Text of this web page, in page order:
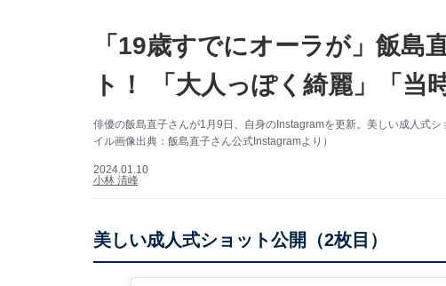
「19歳すでにオーラが」飯島
ト！ 「大人っぽく綺麗」「当
俳優の飯島直子さんが1月9日、自身のInstagramを更新。美しい成人式
イル画像出典：飯島直子さん公式Instagramより）
2024.01.10
小林 清峰
美しい成人式ショット公開（2枚目）